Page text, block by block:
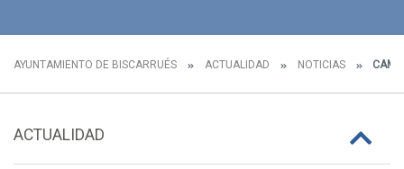
AYUNTAMIENTO DE BISCARRUÉS ACTUALIDAD NOTICIAS
ACTUALIDAD